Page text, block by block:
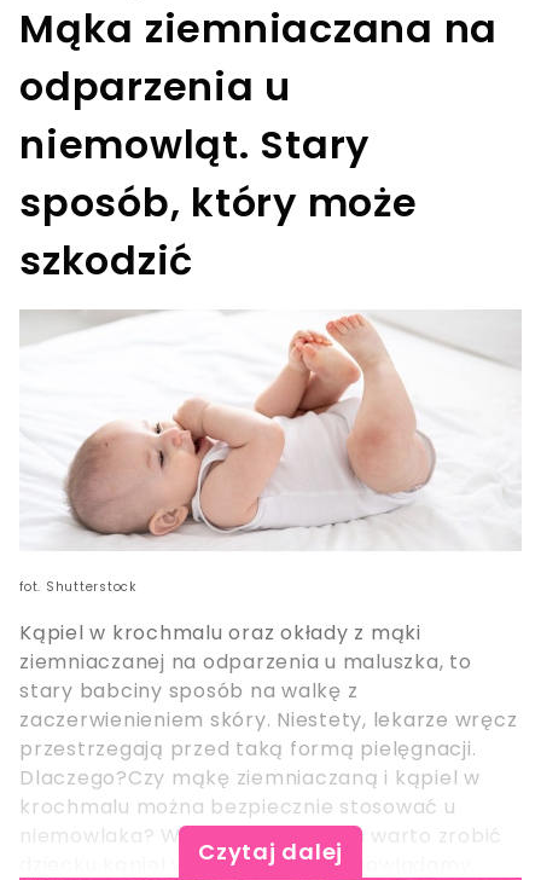
Mąka ziemniaczana na
odparzenia u
niemowląt. Stary
sposób, który może
szkodzić
fot. Shutterstock
Kąpiel w krochmalu oraz okłady z mąki
ziemniaczanej na odparzenia u maluszka, to
stary babciny sposób na walkę z
zaczerwienieniem skóry. Niestety, lekarze wręcz
przestrzegają przed taką formą pielęgnacji.
Dlaczego?Czy mąkę ziemniaczaną i kąpiel w
krochmalu można bezpiecznie stosować u
niemowlaka? W jakich sytuacjach warto zrobić
dziecku kąpiel w krochmalu? Odpowiadamy.
Czytaj dalej